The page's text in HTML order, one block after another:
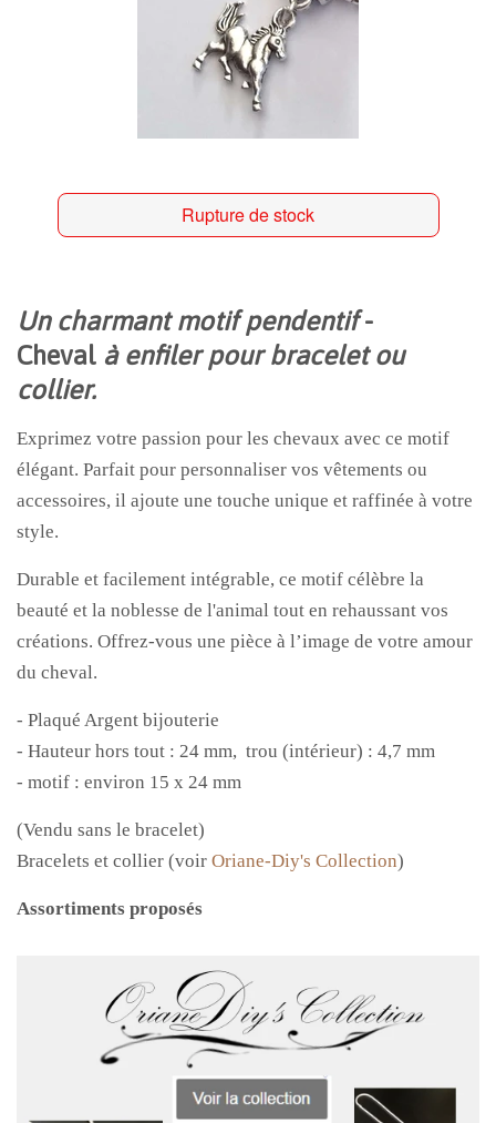
Rupture de stock
Un charmant motif pendentif-
Cheval à enfiler pour bracelet ou
collier.
Exprimez votre passion pour les chevaux avec ce motif
élégant. Parfait pour personnaliser vos vêtements ou
accessoires, il ajoute une touche unique et raffinée à votre
style.
Durable et facilement intégrable, ce motif célèbre la
beauté et la noblesse de l'animal tout en rehaussant vos
créations. Offrez-vous une pièce à l’image de votre amour
du cheval.
- Plaqué Argent bijouterie
- Hauteur hors tout : 24 mm, trou (intérieur) : 4,7 mm
- motif : environ 15 x 24 mm
(Vendu sans le bracelet)
Bracelets et collier (voir Oriane-Diy's Collection)
Assortiments proposés